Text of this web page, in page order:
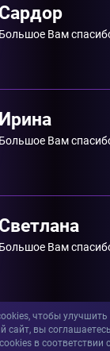
Сардор
Большое Вам
Ирина
Большое Вам
Светлана
Большое Вам
чтобы
сайт, вы
в соответствии с